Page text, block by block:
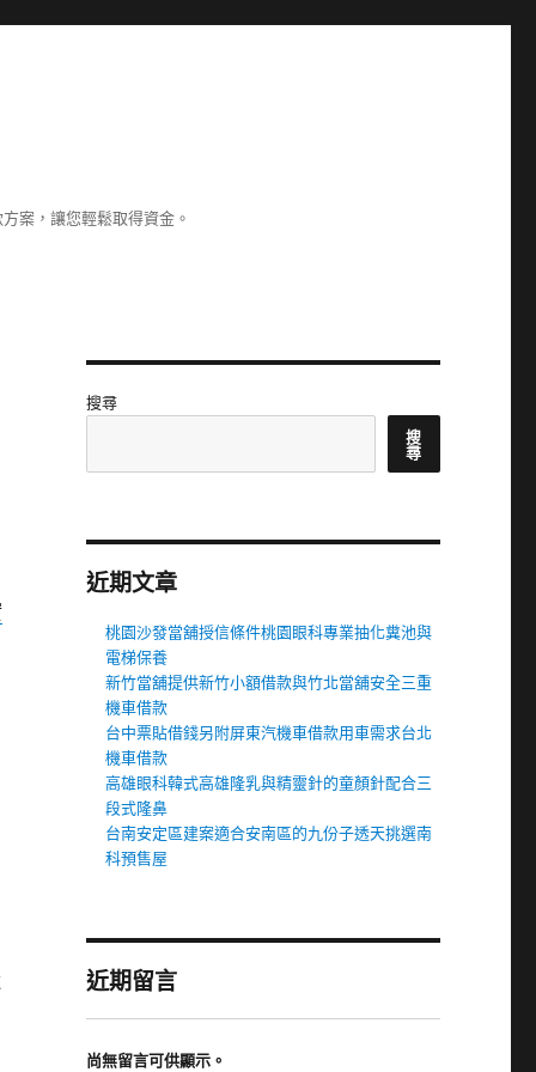
案，讓您輕鬆取得資金。
搜尋
搜
尋
近期文章
桃園沙發當舖授信條件桃園眼科專業抽化糞池與
電梯保養
新竹當舖提供新竹小額借款與竹北當舖安全三重
機車借款
台中票貼借錢另附屏東汽機車借款用車需求台北
機車借款
高雄眼科韓式高雄隆乳與精靈針的童顏針配合三
段式隆鼻
台南安定區建案適合安南區的九份子透天挑選南
科預售屋
近期留言
尚無留言可供顯示。